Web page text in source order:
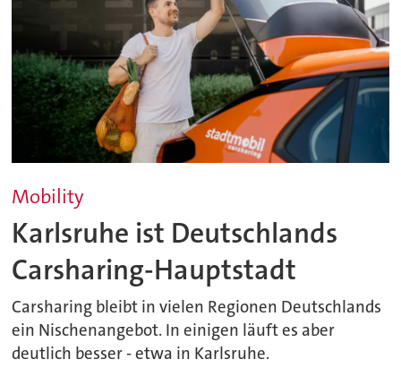
Mobility
Karlsruhe ist Deutschlands
Carsharing-Hauptstadt
Carsharing bleibt in vielen Regionen Deutschlands
ein Nischenangebot. In einigen läuft es aber
deutlich besser - etwa in Karlsruhe.